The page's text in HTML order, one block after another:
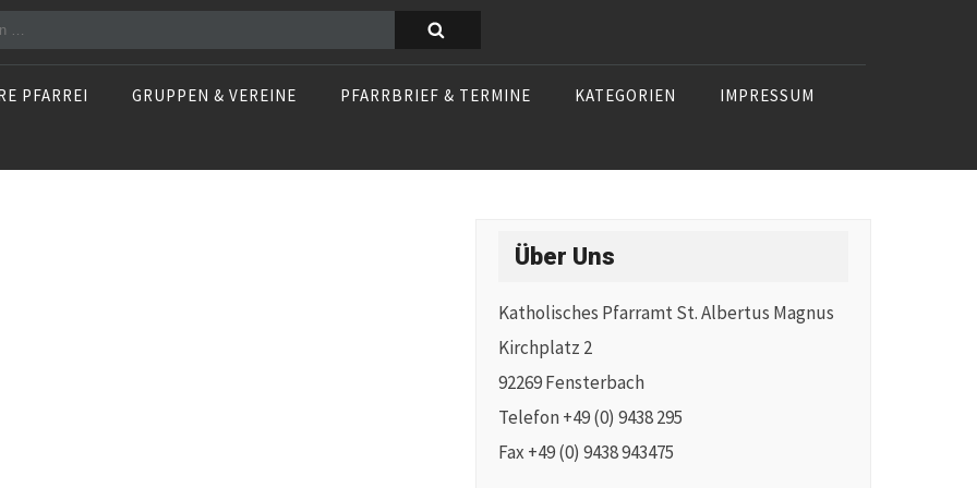
PFARREI GRUPPEN & VEREINE PFARRBRIEF & TERMINE KATEGORIEN IMPRESSUM
Über Uns
Katholisches Pfarramt St. Albertus Magnus
Kirchplatz 2
92269 Fensterbach
Telefon +49 (0) 9438 295
Fax +49 (0) 9438 943475